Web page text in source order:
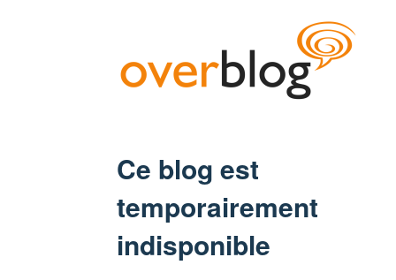
Ce blog est
temporairement
indisponible